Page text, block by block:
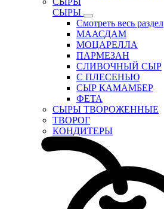
СЫРЫ
Смотреть весь раздел
МААСДАМ
МОЦАРЕЛЛА
ПАРМЕЗАН
СЛИВОЧНЫЙ СЫР
С ПЛЕСЕНЬЮ
СЫР КАМАМБЕР
ФЕТА
СЫРЫ ТВОРОЖЕННЫЕ
ТВОРОГ
КОНДИТЕРЫ